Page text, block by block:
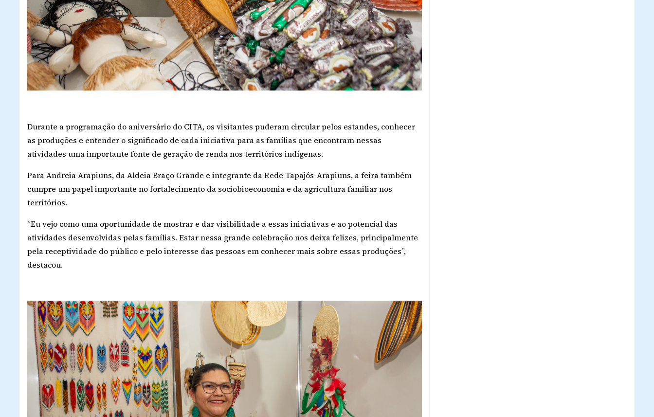
Durante a programação do aniversário do CITA, os visitantes puderam circular pelos estandes, conhecer
as produções e entender o significado de cada iniciativa para as famílias que encontram nessas
atividades uma importante fonte de geração de renda nos territórios indígenas.
Para Andreia Arapiuns, da Aldeia Braço Grande e integrante da Rede Tapajós-Arapiuns, a feira também
cumpre um papel importante no fortalecimento da sociobioeconomia e da agricultura familiar nos
territórios.
“Eu vejo como uma oportunidade de mostrar e dar visibilidade a essas iniciativas e ao potencial das
atividades desenvolvidas pelas famílias. Estar nessa grande celebração nos deixa felizes, principalmente
pela receptividade do público e pelo interesse das pessoas em conhecer mais sobre essas produções”,
destacou.